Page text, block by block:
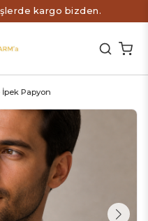
kargo bizden.
Papyon